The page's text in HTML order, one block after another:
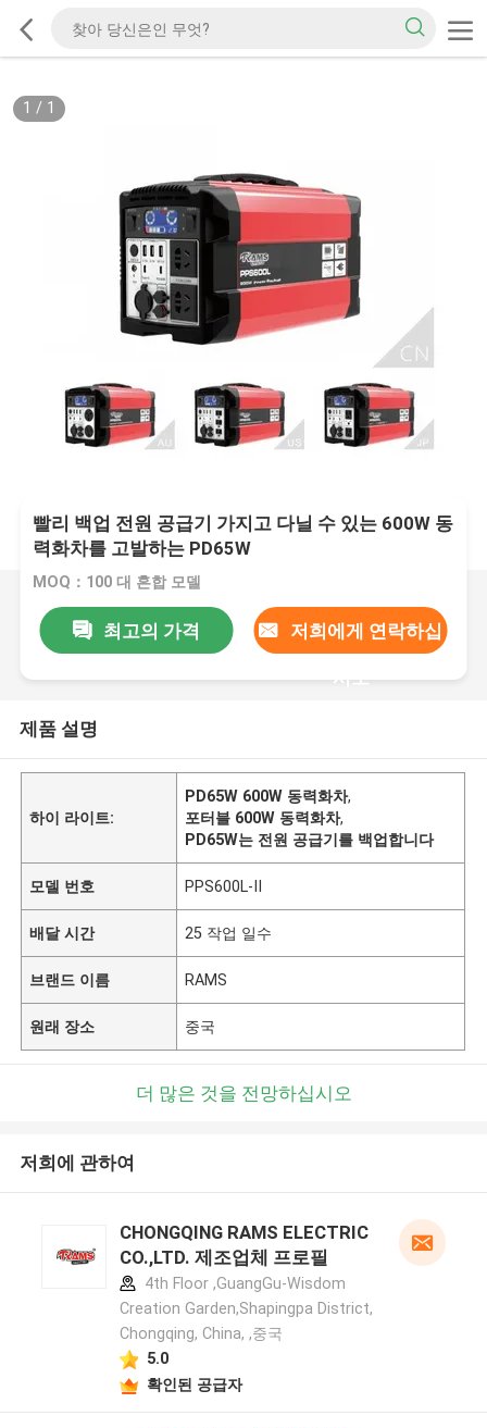
1 / 1
빨리 백업 전원 공급기 가지고 다닐 수 있는 600W 동
력화차를 고발하는 PD65W
MOQ：100 대 혼합 모델
최고의 가격 저희에게 연락하십
시오
제품 설명
하이 라이트:
PD65W 600W 동력화차,
포터블 600W 동력화차,
PD65W는 전원 공급기를 백업합니다
모델 번호 PPS600L-II
배달 시간 25 작업 일수
브랜드 이름 RAMS
원래 장소 중국
더 많은 것을 전망하십시오
저희에 관하여
CHONGQING RAMS ELECTRIC
CO.,LTD. 제조업체 프로필
4th Floor ,GuangGu-Wisdom
Creation Garden,Shapingpa District,
Chongqing, China, ,중국
5.0
확인된 공급자